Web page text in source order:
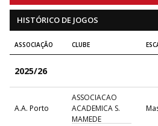
HISTÓRICO DE JOGOS
ASSOCIAÇÃO CLUBE
2025/26
A.A. Porto
ASSOCIACAO
ACADEMICA S.
MAMEDE